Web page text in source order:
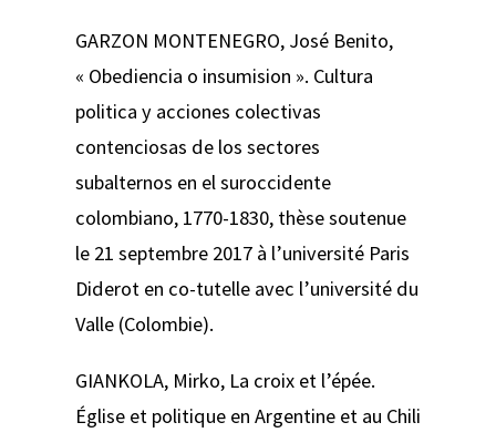
GARZON MONTENEGRO, José Benito,
« Obediencia o insumision ». Cultura
politica y acciones colectivas
contenciosas de los sectores
subalternos en el suroccidente
colombiano, 1770-1830, thèse soutenue
le 21 septembre 2017 à l’université Paris
Diderot en co-tutelle avec l’université du
Valle (Colombie).
GIANKOLA, Mirko, La croix et l’épée.
Église et politique en Argentine et au Chili